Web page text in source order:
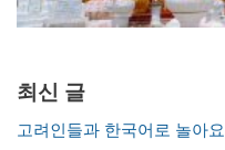
최신 글
고려인들과 한국어로 놀아요